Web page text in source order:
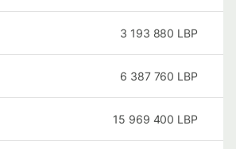
3 193 880 LBP
6 387 760 LBP
15 969 400 LBP